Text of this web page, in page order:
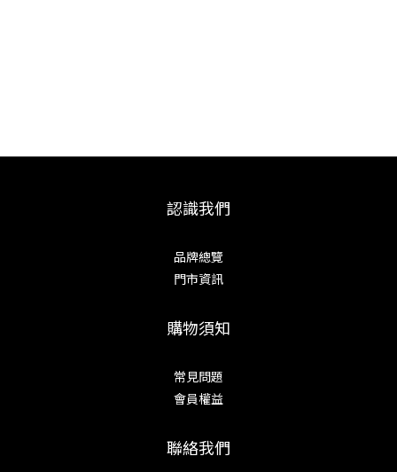
認識我們
品牌總覽
門市資訊
購物須知
常見問題
會員權益
聯絡我們